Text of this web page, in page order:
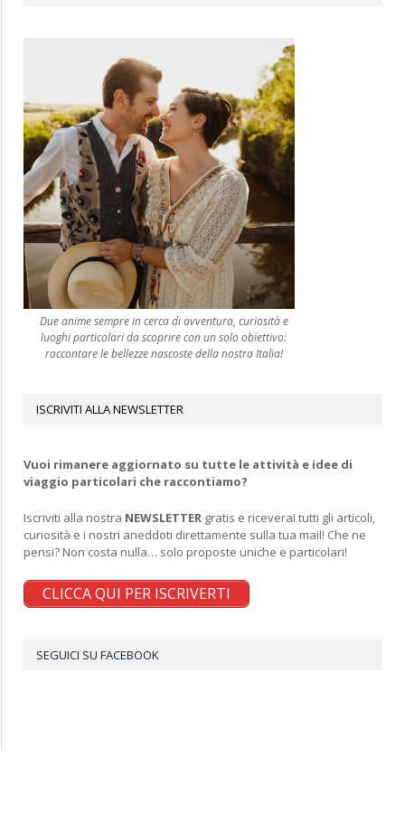
Due anime sempre in cerca di avventura, curiosità e
luoghi particolari da scoprire con un solo obiettivo:
raccontare le bellezze nascoste della nostra Italia!
ISCRIVITI ALLA NEWSLETTER
Vuoi rimanere aggiornato su tutte le attività e idee di
viaggio particolari che raccontiamo?
Iscriviti alla nostra NEWSLETTER gratis e riceverai tutti gli articoli,
curiosità e i nostri aneddoti direttamente sulla tua mail! Che ne
pensi? Non costa nulla… solo proposte uniche e particolari!
CLICCA QUI PER ISCRIVERTI
SEGUICI SU FACEBOOK